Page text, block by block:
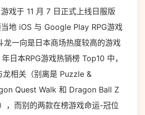
戏于 11 月 7 日正式上线日服版
地 iOS 与 Google Play RPG游戏
龙一向是日本商场热度较高的游戏
日本RPG游戏热销榜 Top10 中，
相关（别离是 Puzzle &
Quest Walk 和 Dragon Ball Z
，而别的两款在榜游戏命运-冠位